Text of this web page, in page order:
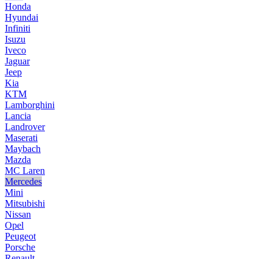
Honda
Hyundai
Infiniti
Isuzu
Iveco
Jaguar
Jeep
Kia
KTM
Lamborghini
Lancia
Landrover
Maserati
Maybach
Mazda
MC Laren
Mercedes
Mini
Mitsubishi
Nissan
Opel
Peugeot
Porsche